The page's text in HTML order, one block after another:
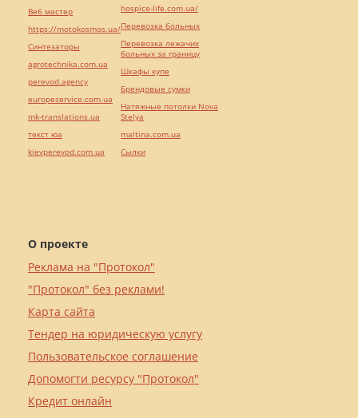
О проекте
Реклама на "Протокол"
"Протокол" без реклами!
Карта сайта
Тендер на юридическую услугу
Пользовательское соглашение
Допомогти ресурсу "Протокол"
Кредит онлайн
Веб мастер
https://motokosmos.ua/
Синтезаторы
agrotechnika.com.ua
perevod.agency
europeservice.com.ua
mk-translations.ua
текст юа
kievperevod.com.ua
hospice-life.com.ua/
Перевозка больных
Перевозка лежачих
больных за границу
Шкафы купе
Брендовые сумки
Натяжные потолки Nova
Stelya
maltina.com.ua
Cылки